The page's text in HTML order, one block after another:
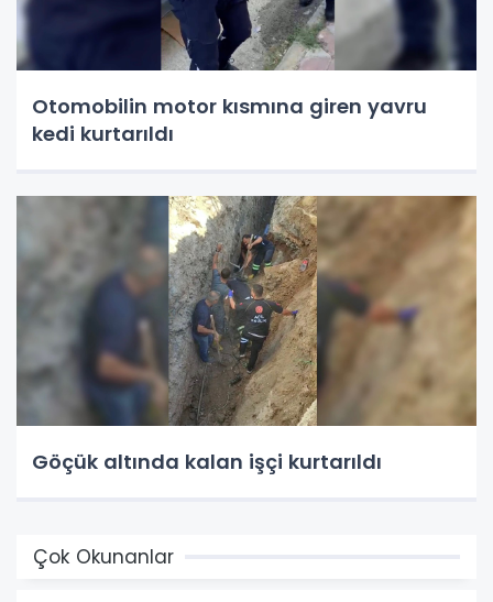
Otomobilin motor kısmına giren yavru
kedi kurtarıldı
Göçük altında kalan işçi kurtarıldı
Çok Okunanlar